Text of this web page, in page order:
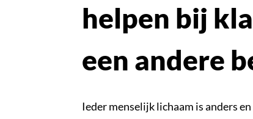
helpen bij
een andere
Ieder menselijk lichaam is anders